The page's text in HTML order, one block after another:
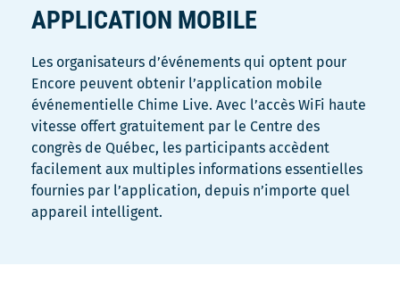
APPLICATION MOBILE
Les organisateurs d’événements qui optent pour
Encore peuvent obtenir l’application mobile
événementielle Chime Live. Avec l’accès WiFi haute
vitesse offert gratuitement par le Centre des
congrès de Québec, les participants accèdent
facilement aux multiples informations essentielles
fournies par l’application, depuis n’importe quel
appareil intelligent.